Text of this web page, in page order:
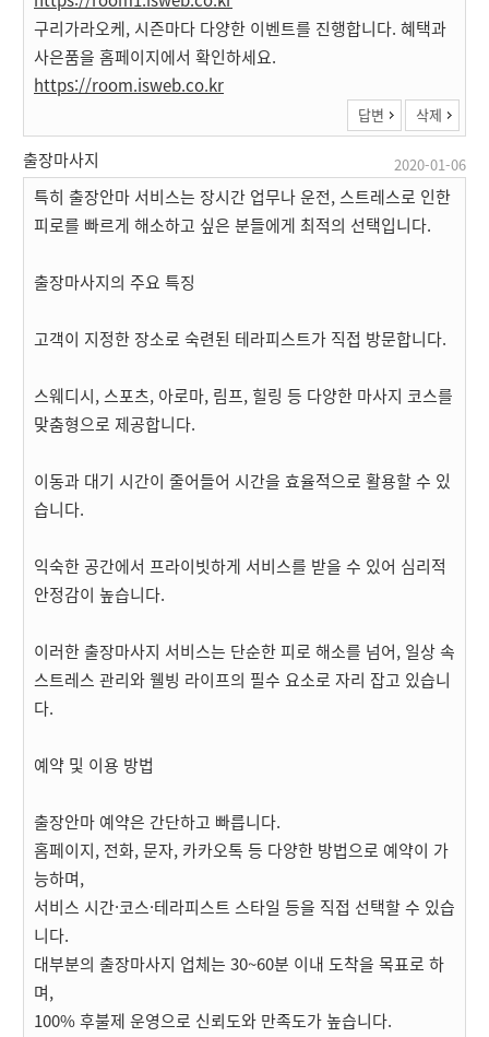
구리가라오케, 시즌마다 다양한 이벤트를 진행합니다. 혜택과
사은품을 홈페이지에서 확인하세요.
https://room.isweb.co.kr
답변 삭제
출장마사지 2020-01-06
특히 출장안마 서비스는 장시간 업무나 운전, 스트레스로 인한
피로를 빠르게 해소하고 싶은 분들에게 최적의 선택입니다.
출장마사지의 주요 특징
고객이 지정한 장소로 숙련된 테라피스트가 직접 방문합니다.
스웨디시, 스포츠, 아로마, 림프, 힐링 등 다양한 마사지 코스를
맞춤형으로 제공합니다.
이동과 대기 시간이 줄어들어 시간을 효율적으로 활용할 수 있
습니다.
익숙한 공간에서 프라이빗하게 서비스를 받을 수 있어 심리적
안정감이 높습니다.
이러한 출장마사지 서비스는 단순한 피로 해소를 넘어, 일상 속
스트레스 관리와 웰빙 라이프의 필수 요소로 자리 잡고 있습니
다.
예약 및 이용 방법
출장안마 예약은 간단하고 빠릅니다.
홈페이지, 전화, 문자, 카카오톡 등 다양한 방법으로 예약이 가
능하며,
서비스 시간·코스·테라피스트 스타일 등을 직접 선택할 수 있습
니다.
대부분의 출장마사지 업체는 30~60분 이내 도착을 목표로 하
며,
100% 후불제 운영으로 신뢰도와 만족도가 높습니다.